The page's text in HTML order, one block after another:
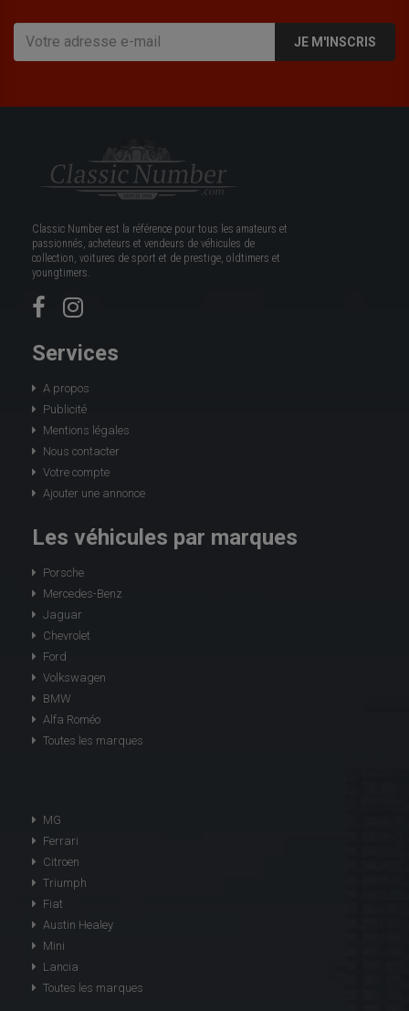
JE M'INSCRIS
Classic Number est la référence pour tous les amateurs et
passionnés, acheteurs et vendeurs de véhicules de
collection, voitures de sport et de prestige, oldtimers et
youngtimers.
Services
A propos
Publicité
Mentions légales
Nous contacter
Votre compte
Ajouter une annonce
Les véhicules par marques
Porsche
Mercedes-Benz
Jaguar
Chevrolet
Ford
Volkswagen
BMW
Alfa Roméo
Toutes les marques
MG
Ferrari
Citroen
Triumph
Fiat
Austin Healey
Mini
Lancia
Toutes les marques